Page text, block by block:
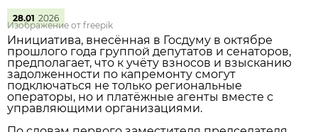
28.01 2026
Изображение от freepik
Инициатива, внесённая в Госдуму в октябре
прошлого года группой депутатов и сенаторов,
предполагает, что к учёту взносов и взысканию
задолженности по капремонту смогут
подключаться не только региональные
операторы, но и платёжные агенты вместе с
управляющими организациями.